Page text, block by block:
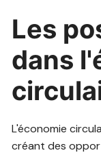
Les
dans
L'économie
créant des